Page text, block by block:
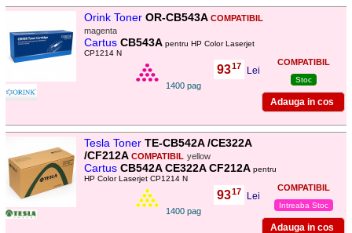
Orink Toner OR-CB543A COMPATIBIL
magenta
Cartus CB543A pentru HP Color Laserjet
CP1214 N
1400 pag
COMPATIBIL
Stoc
9317 Lei
Tesla Toner TE-CB542A /CE322A
/CF212A COMPATIBIL yellow
Cartus CB542A CE322A CF212A pentru
HP Color Laserjet CP1214 N
1400 pag
COMPATIBIL
Intreaba Stoc
9317 Lei